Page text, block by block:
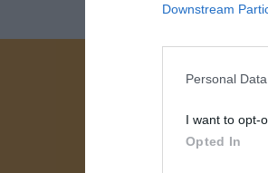
Downstream
Personal
I want to opt-
Opted In
Vous avez